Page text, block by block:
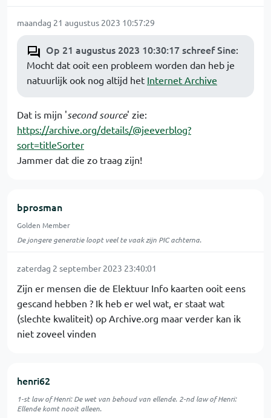
maandag 21 augustus 2023 10:57:29
Op 21 augustus 2023 10:30:17 schreef Sine:
Mocht dat ooit een probleem worden dan heb je
natuurlijk ook nog altijd het Internet Archive
Dat is mijn 'second source' zie:
https://archive.org/details/@jeeverblog?
sort=titleSorter
Jammer dat die zo traag zijn!
bprosman
Golden Member
De jongere generatie loopt veel te vaak zijn PIC achterna.
zaterdag 2 september 2023 23:40:01
Zijn er mensen die de Elektuur Info kaarten ooit eens
gescand hebben ? Ik heb er wel wat, er staat wat
(slechte kwaliteit) op Archive.org maar verder kan ik
niet zoveel vinden
henri62
1-st law of Henri: De wet van behoud van ellende. 2-nd law of Henri:
Ellende komt nooit alleen.